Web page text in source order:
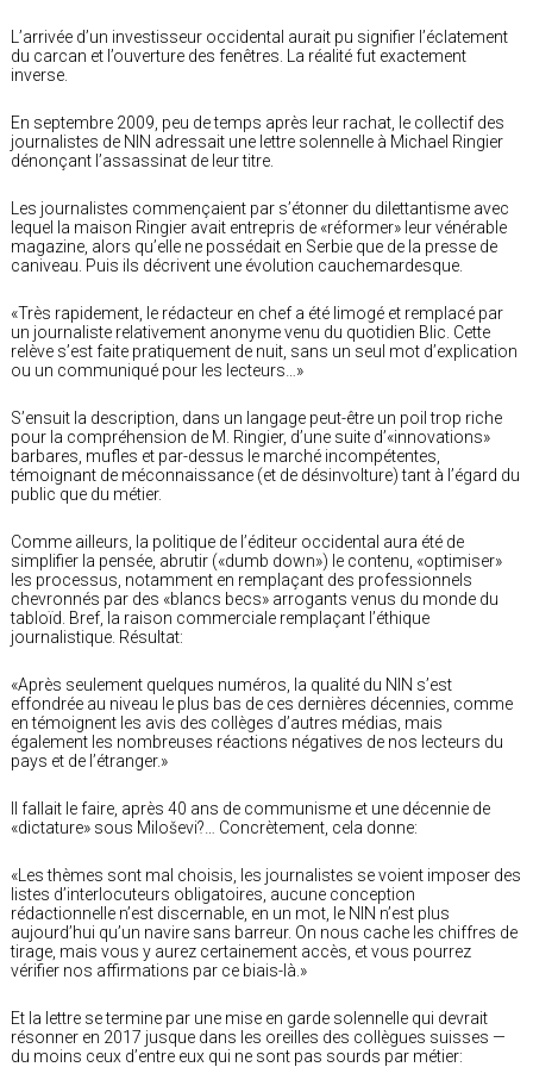
L’arrivée d’un investisseur occidental aurait pu signifier l’éclatement
du carcan et l’ouverture des fenêtres. La réalité fut exactement
inverse.
En septembre 2009, peu de temps après leur rachat, le collectif des
journalistes de NIN adressait une lettre solennelle à Michael Ringier
dénonçant l’assassinat de leur titre.
Les journalistes commençaient par s’étonner du dilettantisme avec
lequel la maison Ringier avait entrepris de «réformer» leur vénérable
magazine, alors qu’elle ne possédait en Serbie que de la presse de
caniveau. Puis ils décrivent une évolution cauchemardesque.
«Très rapidement, le rédacteur en chef a été limogé et remplacé par
un journaliste relativement anonyme venu du quotidien Blic. Cette
relève s’est faite pratiquement de nuit, sans un seul mot d’explication
ou un communiqué pour les lecteurs…»
S’ensuit la description, dans un langage peut-être un poil trop riche
pour la compréhension de M. Ringier, d’une suite d’«innovations»
barbares, mufles et par-dessus le marché incompétentes,
témoignant de méconnaissance (et de désinvolture) tant à l’égard du
public que du métier.
Comme ailleurs, la politique de l’éditeur occidental aura été de
simplifier la pensée, abrutir («dumb down») le contenu, «optimiser»
les processus, notamment en remplaçant des professionnels
chevronnés par des «blancs becs» arrogants venus du monde du
tabloïd. Bref, la raison commerciale remplaçant l’éthique
journalistique. Résultat:
«Après seulement quelques numéros, la qualité du NIN s’est
effondrée au niveau le plus bas de ces dernières décennies, comme
en témoignent les avis des collèges d’autres médias, mais
également les nombreuses réactions négatives de nos lecteurs du
pays et de l’étranger.»
Il fallait le faire, après 40 ans de communisme et une décennie de
«dictature» sous Miloševi?… Concrètement, cela donne:
«Les thèmes sont mal choisis, les journalistes se voient imposer des
listes d’interlocuteurs obligatoires, aucune conception
rédactionnelle n’est discernable, en un mot, le NIN n’est plus
aujourd’hui qu’un navire sans barreur. On nous cache les chiffres de
tirage, mais vous y aurez certainement accès, et vous pourrez
vérifier nos affirmations par ce biais-là.»
Et la lettre se termine par une mise en garde solennelle qui devrait
résonner en 2017 jusque dans les oreilles des collègues suisses —
du moins ceux d’entre eux qui ne sont pas sourds par métier: